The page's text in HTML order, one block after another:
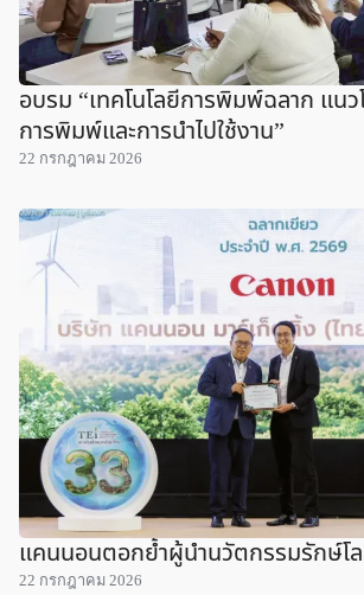
อบรม “เทคโนโลยีการพิมพ์ฉลาก แนว
การพิมพ์และการนำไปใช้งาน”
22 กรกฎาคม 2026
แคนนอนตอกย้ำผู้นำนวัตกรรมรักษ์โ
22 กรกฎาคม 2026